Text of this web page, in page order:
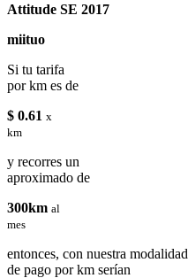
Attitude SE 2017
miituo
Si tu tarifa
por km es de
$ 0.61 x
km
y recorres un
aproximado de
300km al
mes
entonces, con nuestra modalidad
de pago por km serían